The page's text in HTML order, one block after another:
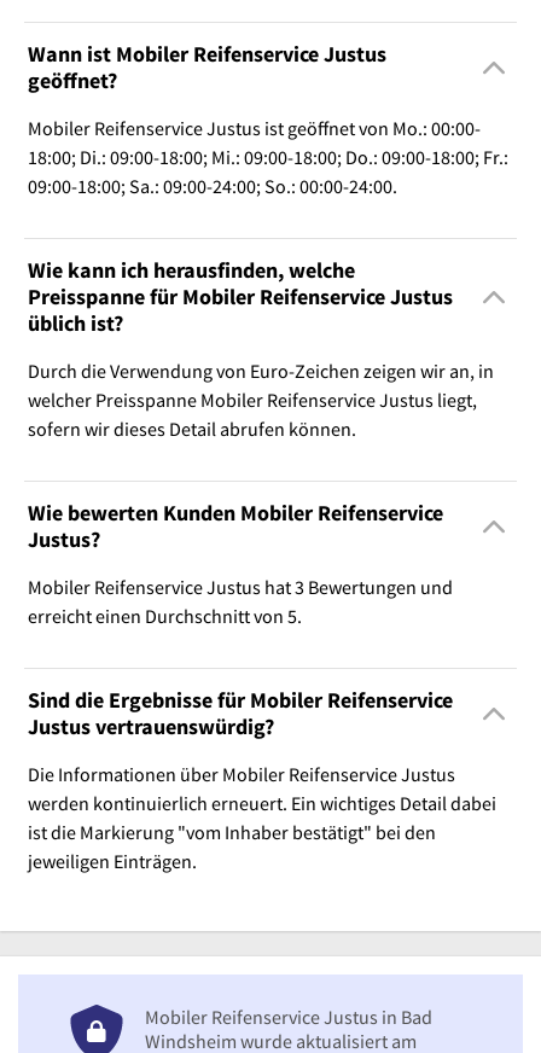
Wann ist Mobiler Reifenservice Justus
geöffnet?
Mobiler Reifenservice Justus ist geöffnet von Mo.: 00:00-
18:00; Di.: 09:00-18:00; Mi.: 09:00-18:00; Do.: 09:00-18:00; Fr.:
09:00-18:00; Sa.: 09:00-24:00; So.: 00:00-24:00.
Wie kann ich herausfinden, welche
Preisspanne für Mobiler Reifenservice Justus
üblich ist?
Durch die Verwendung von Euro-Zeichen zeigen wir an, in
welcher Preisspanne Mobiler Reifenservice Justus liegt,
sofern wir dieses Detail abrufen können.
Wie bewerten Kunden Mobiler Reifenservice
Justus?
Mobiler Reifenservice Justus hat 3 Bewertungen und
erreicht einen Durchschnitt von 5.
Sind die Ergebnisse für Mobiler Reifenservice
Justus vertrauenswürdig?
Die Informationen über Mobiler Reifenservice Justus
werden kontinuierlich erneuert. Ein wichtiges Detail dabei
ist die Markierung "vom Inhaber bestätigt" bei den
jeweiligen Einträgen.
Mobiler Reifenservice Justus in Bad
Windsheim wurde aktualisiert am